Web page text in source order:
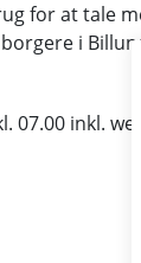
for at tale
i
inkl.